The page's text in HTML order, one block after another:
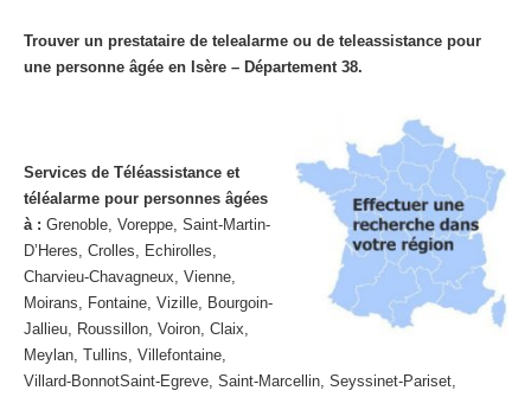
Trouver un prestataire de telealarme ou de teleassistance pour
une personne âgée en Isère – Département 38.
Services de Téléassistance et
téléalarme pour personnes âgées
à : Grenoble, Voreppe, Saint-Martin-
D’Heres, Crolles, Echirolles,
Charvieu-Chavagneux, Vienne,
Moirans, Fontaine, Vizille, Bourgoin-
Jallieu, Roussillon, Voiron, Claix,
Meylan, Tullins, Villefontaine,
Villard-BonnotSaint-Egreve, Saint-Marcellin, Seyssinet-Pariset,